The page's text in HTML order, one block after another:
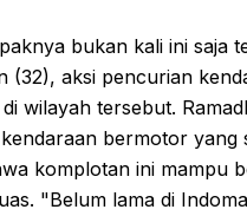
bukan kali ini saja
(32), aksi pencurian
wilayah tersebut.
bermotor yang
komplotan ini mampu
"Belum lama di